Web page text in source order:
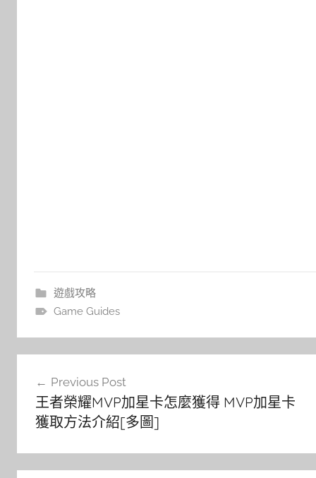
遊戲攻略
Game Guides
Previous Post
王者榮耀MVP加星卡怎麼獲得 MVP加星卡
獲取方法介紹[多圖]